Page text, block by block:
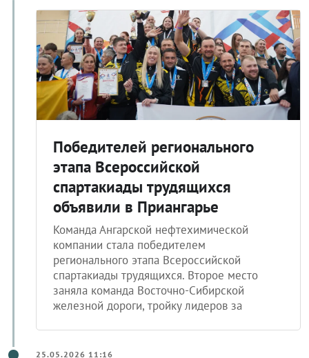
Победителей регионального
этапа Всероссийской
спартакиады трудящихся
объявили в Приангарье
Команда Ангарской нефтехимической
компании стала победителем
регионального этапа Всероссийской
спартакиады трудящихся. Второе место
заняла команда Восточно-Сибирской
железной дороги, тройку лидеров за
25.05.2026 11:16